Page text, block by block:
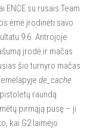
su rusais Team
ėmė įrodinėti savo
9:6. Antrojoje
įrodė ir mačas
šio turnyro mačas
de_cache
raundą
pirmąją pusę – ji
kai G2 laimėjo